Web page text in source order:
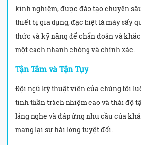
kinh nghiệm, được đào tạo chuyên
thiết bị gia dụng, đặc biệt là máy sấy
thức và kỹ năng để chẩn đoán và
một cách nhanh chóng và chính xác.
Tận Tâm và Tận Tụy
Đội ngũ kỹ thuật viên của chúng tôi
tinh thần trách nhiệm cao và thái độ
lắng nghe và đáp ứng nhu cầu của
mang lại sự hài lòng tuyệt đối.